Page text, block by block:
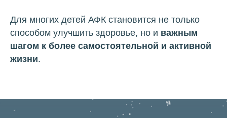
Для многих детей АФК становится не только
способом улучшить здоровье, но и важным
шагом к более самостоятельной и активной
жизни.